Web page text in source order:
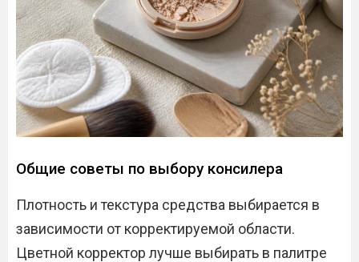
Общие советы по выбору консилера
Плотность и текстура средства выбирается в
зависимости от корректируемой области.
Цветной корректор лучше выбирать в палитре